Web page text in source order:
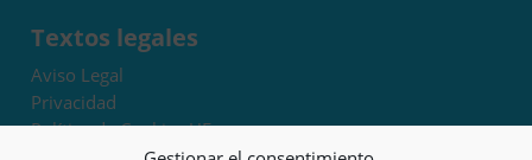
Textos legales
Aviso Legal
Privacidad
Política de Cookies UE